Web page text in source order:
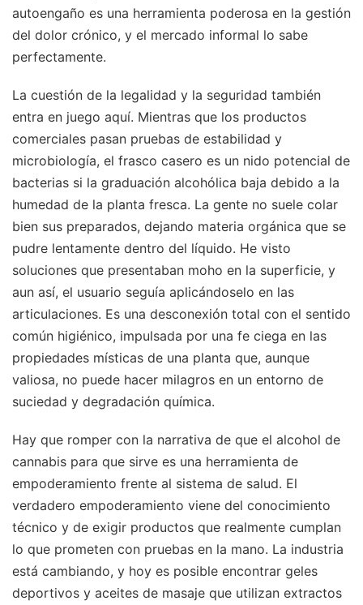
autoengaño es una herramienta poderosa en la gestión
del dolor crónico, y el mercado informal lo sabe
perfectamente.
La cuestión de la legalidad y la seguridad también
entra en juego aquí. Mientras que los productos
comerciales pasan pruebas de estabilidad y
microbiología, el frasco casero es un nido potencial de
bacterias si la graduación alcohólica baja debido a la
humedad de la planta fresca. La gente no suele colar
bien sus preparados, dejando materia orgánica que se
pudre lentamente dentro del líquido. He visto
soluciones que presentaban moho en la superficie, y
aun así, el usuario seguía aplicándoselo en las
articulaciones. Es una desconexión total con el sentido
común higiénico, impulsada por una fe ciega en las
propiedades místicas de una planta que, aunque
valiosa, no puede hacer milagros en un entorno de
suciedad y degradación química.
Hay que romper con la narrativa de que el alcohol de
cannabis para que sirve es una herramienta de
empoderamiento frente al sistema de salud. El
verdadero empoderamiento viene del conocimiento
técnico y de exigir productos que realmente cumplan
lo que prometen con pruebas en la mano. La industria
está cambiando, y hoy es posible encontrar geles
deportivos y aceites de masaje que utilizan extractos